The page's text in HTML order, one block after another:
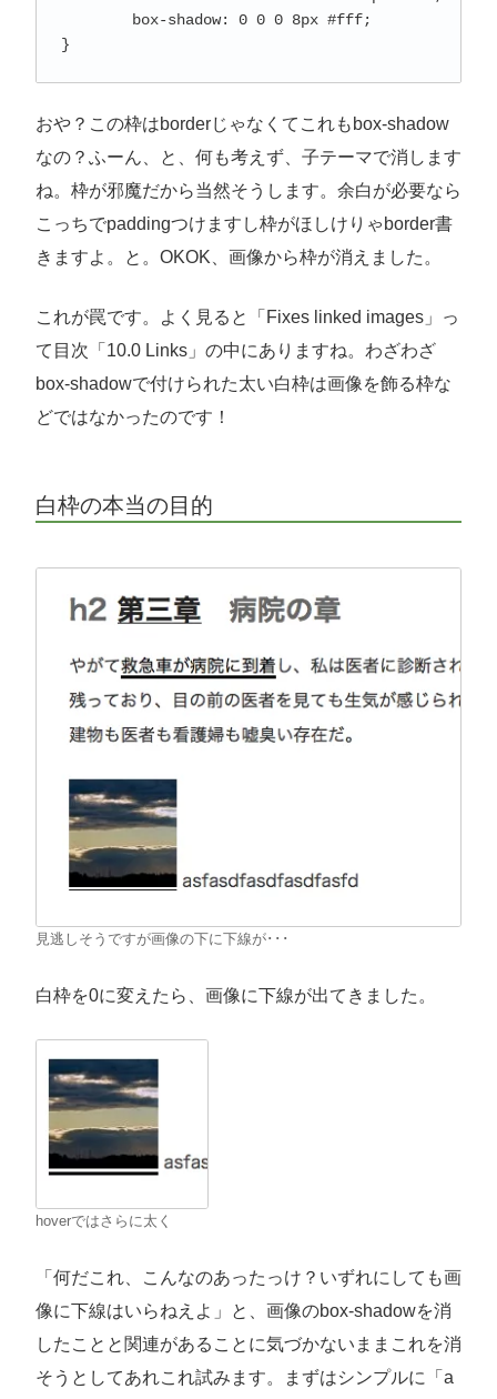
}
おや？この枠はborderじゃなくてこれもbox-shadow
なの？ふーん、と、何も考えず、子テーマで消します
ね。枠が邪魔だから当然そうします。余白が必要なら
こっちでpaddingつけますし枠がほしけりゃborder書
きますよ。と。OKOK、画像から枠が消えました。
これが罠です。よく見ると「Fixes linked images」っ
て目次「10.0 Links」の中にありますね。わざわざ
box-shadowで付けられた太い白枠は画像を飾る枠な
どではなかったのです！
白枠の本当の目的
見逃しそうですが画像の下に下線が･･･
白枠を0に変えたら、画像に下線が出てきました。
hoverではさらに太く
「何だこれ、こんなのあったっけ？いずれにしても画
像に下線はいらねえよ」と、画像のbox-shadowを消
したことと関連があることに気づかないままこれを消
そうとしてあれこれ試みます。まずはシンプルに「a